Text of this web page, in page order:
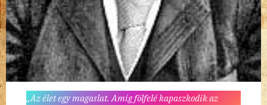
„Az élet egy magaslat. Amíg fölfelé kapaszkodik az